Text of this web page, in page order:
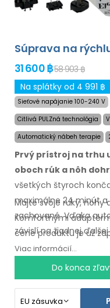
Súprava na
31 600 ฿58 903 ฿
Na splátky od 4 991 ฿
Sieťové napájanie 100-240 V
Citlivá PULZná technológia
Automatický nábeh terapie
Prvý prístroj na trhu
oboch rúk a nôh
všetkých štyroch
maximálne 24 minúta
zachované. Vďaka
závislína žiadnejďalšej
Majte svoje ruky, nohy
Komfortnými
ceneproduktu je už
celom svetea záruka
jazyku.
Viac informácií...
Do konca